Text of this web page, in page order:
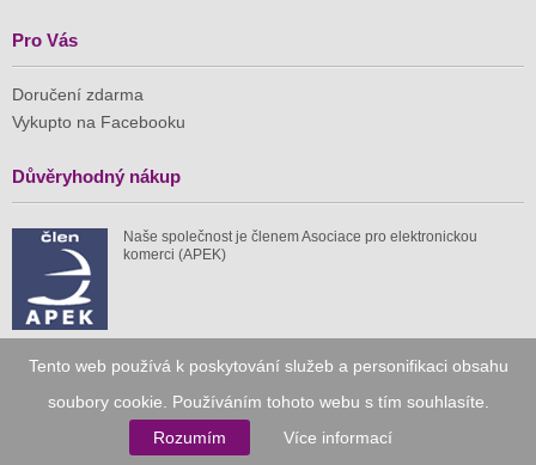
Tento web používá k poskytování služeb a personifikaci obsahu
soubory cookie. Používáním tohoto webu s tím souhlasíte.
Rozumím
Více informací
Pro Vás
Doručení zdarma
Vykupto na Facebooku
Důvěryhodný nákup
Naše společnost je členem Asociace pro elektronickou
komerci (APEK)
1 511 mil.